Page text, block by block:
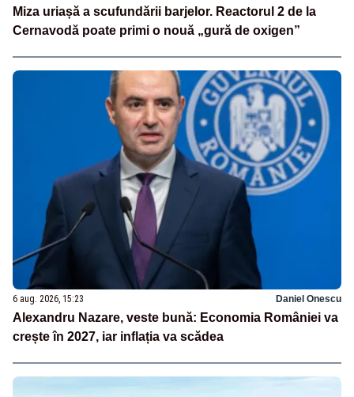
Miza uriașă a scufundării barjelor. Reactorul 2 de la
Cernavodă poate primi o nouă „gură de oxigen”
6 aug. 2026, 15:23 Daniel Onescu
Alexandru Nazare, veste bună: Economia României va
crește în 2027, iar inflația va scădea